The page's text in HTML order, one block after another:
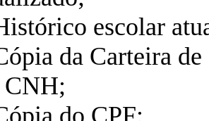
escolar
da Carteira
CNH;
do CPF;